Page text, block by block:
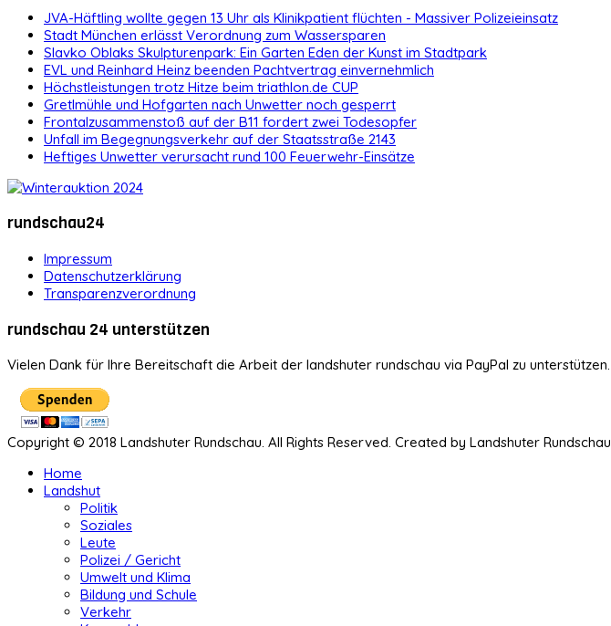
JVA-Häftling wollte gegen 13 Uhr als Klinikpatient flüchten - Massiver Polizeieinsatz
Stadt München erlässt Verordnung zum Wassersparen
Slavko Oblaks Skulpturenpark: Ein Garten Eden der Kunst im Stadtpark
EVL und Reinhard Heinz beenden Pachtvertrag einvernehmlich
Höchstleistungen trotz Hitze beim triathlon.de CUP
Gretlmühle und Hofgarten nach Unwetter noch gesperrt
Frontalzusammenstoß auf der B11 fordert zwei Todesopfer
Unfall im Begegnungsverkehr auf der Staatsstraße 2143
Heftiges Unwetter verursacht rund 100 Feuerwehr-Einsätze
rundschau24
Impressum
Datenschutzerklärung
Transparenzverordnung
rundschau 24 unterstützen
Vielen Dank für Ihre Bereitschaft die Arbeit der landshuter rundschau via PayPal zu unterstützen.
Copyright © 2018 Landshuter Rundschau. All Rights Reserved. Created by Landshuter Rundschau
Home
Landshut
Politik
Soziales
Leute
Polizei / Gericht
Umwelt und Klima
Bildung und Schule
Verkehr